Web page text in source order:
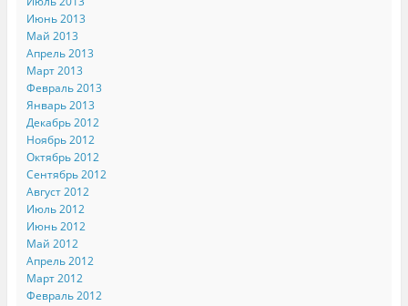
Июнь 2013
Май 2013
Апрель 2013
Март 2013
Февраль 2013
Январь 2013
Декабрь 2012
Ноябрь 2012
Октябрь 2012
Сентябрь 2012
Август 2012
Июль 2012
Июнь 2012
Май 2012
Апрель 2012
Март 2012
Февраль 2012